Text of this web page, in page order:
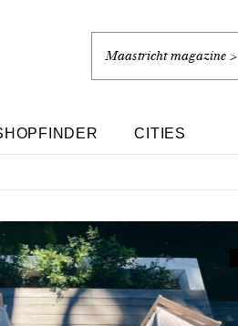
Maastricht magazine >
CITIES